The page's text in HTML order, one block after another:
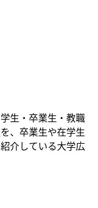
生・卒業生・教職
、卒業生や在学生
介している大学広